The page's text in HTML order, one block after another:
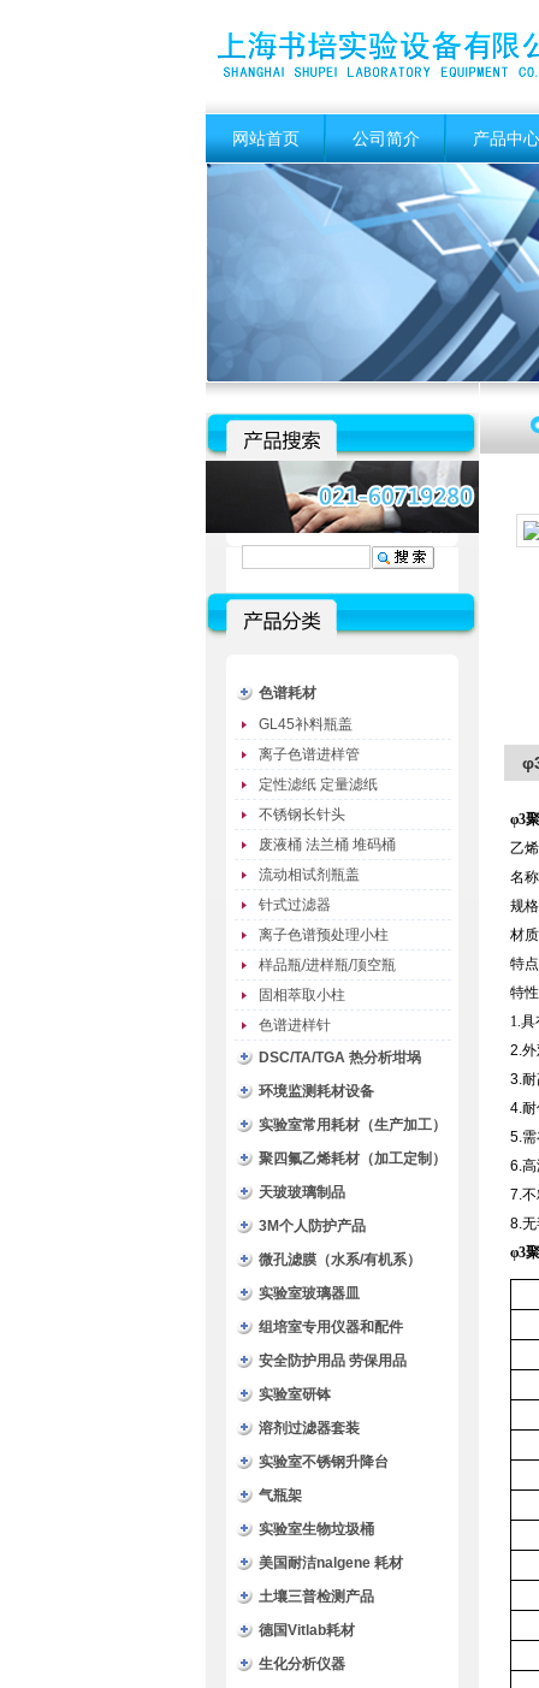
网站首页 公司简介 产品中心
色谱耗材
GL45补料瓶盖
离子色谱进样管
定性滤纸 定量滤纸
不锈钢长针头
废液桶 法兰桶 堆码桶
流动相试剂瓶盖
针式过滤器
离子色谱预处理小柱
样品瓶/进样瓶/顶空瓶
固相萃取小柱
色谱进样针
DSC/TA/TGA 热分析坩埚
环境监测耗材设备
实验室常用耗材（生产加工）
聚四氟乙烯耗材（加工定制）
天玻玻璃制品
3M个人防护产品
微孔滤膜（水系/有机系）
实验室玻璃器皿
组培室专用仪器和配件
安全防护用品 劳保用品
实验室研钵
溶剂过滤器套装
实验室不锈钢升降台
气瓶架
实验室生物垃圾桶
美国耐洁nalgene 耗材
土壤三普检测产品
德国Vitlab耗材
生化分析仪器
φ3
乙
名
规
材
特
特
1.
2.
3.
4.
5.
6.
7.
8.
φ3